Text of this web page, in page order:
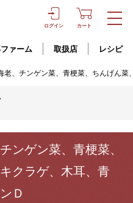
ログイン カート
ァーム 取扱店 レシピ
老、チンゲン菜、青梗菜、ちんげん
ンゲン菜、青梗菜、
クラゲ、木耳、青
Ｄ